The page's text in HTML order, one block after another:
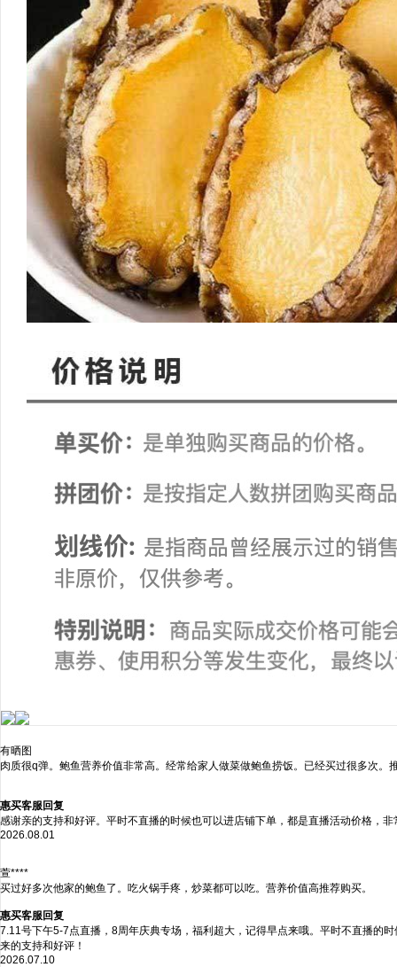
有晒图
肉质很q弹。鲍鱼营养价值非常高。经常给家人做菜做鲍鱼捞饭。已经买过很多次。
惠买客服回复
感谢亲的支持和好评。平时不直播的时候也可以进店铺下单，都是直播活动价格，
2026.08.01
萱****
买过好多次他家的鲍鱼了。吃火锅手疼，炒菜都可以吃。营养价值高推荐购买。
惠买客服回复
7.11号下午5-7点直播，8周年庆典专场，福利超大，记得早点来哦。平时不直播的
来的支持和好评！
2026.07.10